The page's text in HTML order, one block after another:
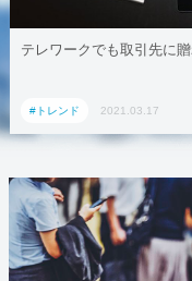
リモート手土産」、